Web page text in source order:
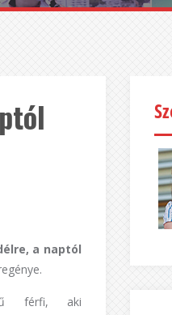
a naptól
férfi, aki